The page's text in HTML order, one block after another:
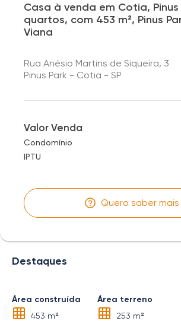
Casa à venda em Cotia, Pinus
quartos, com 453 m², Pinus
Viana
Rua Anésio Martins de Siqueira, 3
Pinus Park - Cotia - SP
Valor Venda
Condomínio
IPTU
Quero saber mais
Destaques
Área construída
453 m²
Área terreno
253 m²